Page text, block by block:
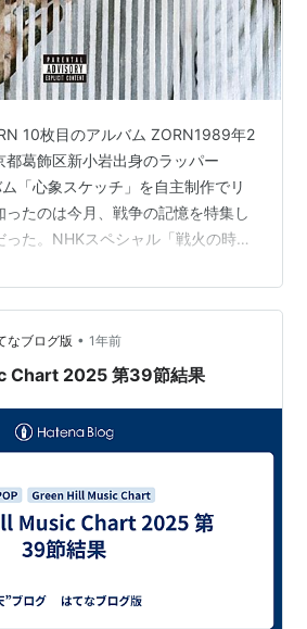
10枚目のアルバム ZORN1989年2
都葛飾区新小岩出身のラッパー
「心象スケッチ」を自主制作でリ
ったのは今月、戦争の記憶を特集し
た。NHKスペシャル「戦火の時代
「戦後80年と言うけれど現代こそが
きる自分たちに何が出来るの
が戦争体験を聴いて、それをリ
乗せて伝える。 壮絶な人生を歩ん
ブログ版 • 1年前
Chart 2025 第39節結果